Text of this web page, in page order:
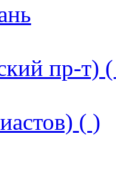
пр-т)
( )